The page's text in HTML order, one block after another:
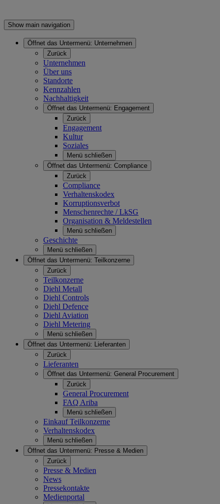
Show main navigation
Öffnet das Untermenü: Unternehmen
Zurück
Unternehmen
Über uns
Standorte
Kennzahlen
Nachhaltigkeit
Öffnet das Untermenü: Engagement
Zurück
Engagement
Kultur
Soziales
Menü schließen
Öffnet das Untermenü: Compliance
Zurück
Compliance
Verhaltenskodex
Korruptionsverbot
Menschenrechte / LkSG
Organisation & Meldestellen
Menü schließen
Geschichte
Menü schließen
Öffnet das Untermenü: Teilkonzerne
Zurück
Teilkonzerne
Diehl Metall
Diehl Controls
Diehl Defence
Diehl Aviation
Diehl Metering
Menü schließen
Öffnet das Untermenü: Lieferanten
Zurück
Lieferanten
Öffnet das Untermenü: General Procurement
Zurück
General Procurement
FAQ Ariba
Menü schließen
Einkauf Teilkonzerne
Verhaltenskodex
Menü schließen
Öffnet das Untermenü: Presse & Medien
Zurück
Presse & Medien
News
Pressekontakte
Medienportal